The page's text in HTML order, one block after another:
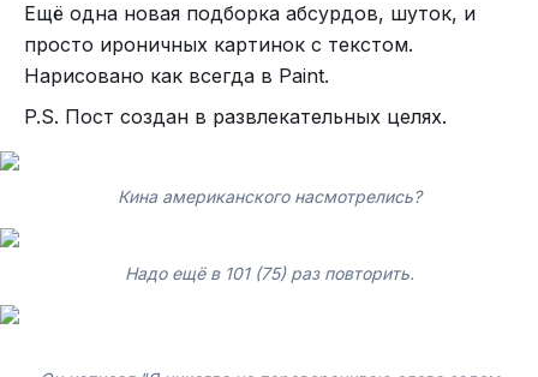
Ещё одна новая подборка абсурдов, шуток, и
просто ироничных картинок с текстом.
Нарисовано как всегда в Paint.
P.S. Пост создан в развлекательных целях.
Кина американского насмотрелись?
Надо ещё в 101 (75) раз повторить.